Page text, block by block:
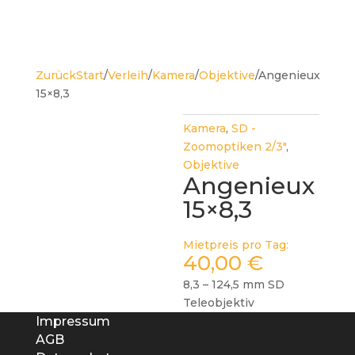
ZurückStart/Verleih/Kamera/Objektive/Angenieux
15×8,3
Kamera,SD -
Zoomoptiken 2/3",
Objektive
Angenieux
15×8,3
Mietpreis pro Tag:
40,00€
8,3 – 124,5 mm SD
Teleobjektiv
Impressum
AGB